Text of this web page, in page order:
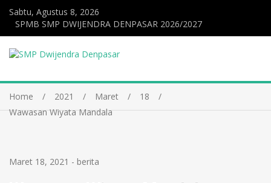
Sabtu, Agustus 8, 2026
SPMB SMP DWIJENDRA DENPASAR 2026/2027
Home 2021 Maret
18
Wawasan Wiyata Mandala
Maret 18, 2021 - berita